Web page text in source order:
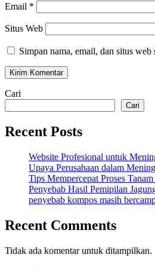
Email *
Situs Web
Simpan nama, email, dan situs
Cari
Cari
Recent Posts
Website Profesional untuk
Upaya Perusahaan dalam
Tips Mempercepat Proses
Penyebab Hasil Pemipilan
penyebab kompos masih
Recent Comments
Tidak ada komentar untuk ditampilkan.